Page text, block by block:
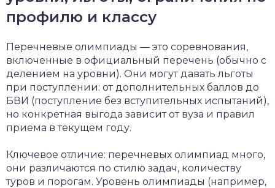
профилю и классу
Перечневые олимпиады — это соревнования,
включенные в официальный перечень (обычно с
делением на уровни). Они могут давать льготы
при поступлении: от дополнительных баллов до
БВИ (поступление без вступительных испытаний),
но конкретная выгода зависит от вуза и правил
приема в текущем году.
Ключевое отличие: перечневых олимпиад много,
они различаются по стилю задач, количеству
туров и порогам. Уровень олимпиады (например,